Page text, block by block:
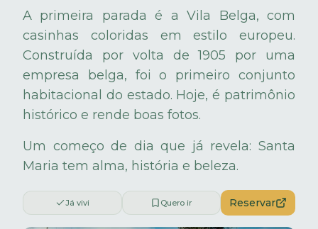
A primeira parada é a Vila Belga, com
casinhas coloridas em estilo europeu.
Construída por volta de 1905 por uma
empresa belga, foi o primeiro conjunto
habitacional do estado. Hoje, é patrimônio
histórico e rende boas fotos.
Um começo de dia que já revela: Santa
Maria tem alma, história e beleza.
Já vivi Quero ir Reservar